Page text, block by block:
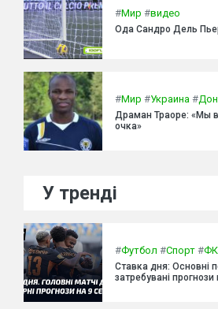
#Мир #видео
Ода Сандро Дель
#Мир #Украина #
Драман Траоре: «Мы
очка»
У тренді
#Футбол #Спорт #ФК
Ставка дня: Основні
затребувані